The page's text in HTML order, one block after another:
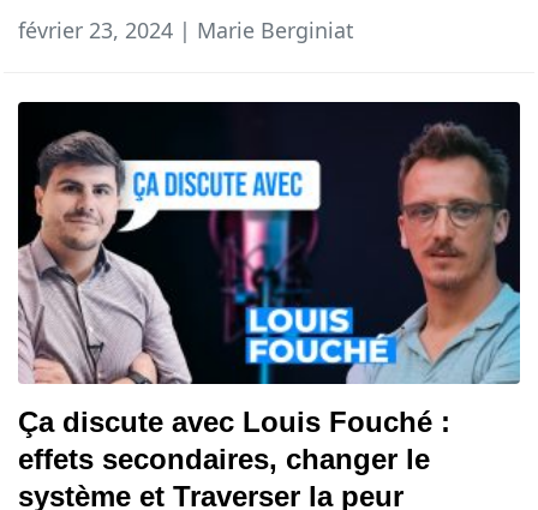
février 23, 2024 | Marie Berginiat
Ça discute avec Louis Fouché :
effets secondaires, changer le
système et Traverser la peur